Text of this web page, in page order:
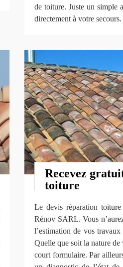
de toiture. Juste un simple
directement à votre secours.
Recevez
toiture
Le devis réparation
Rénov SARL. Vous
l’estimation de vos
Quelle que soit la nature
court formulaire. Par